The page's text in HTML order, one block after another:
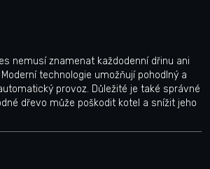
nemusí znamenat každodenní dřinu ani
technologie umožňují pohodlný a
provoz. Důležité je také správné
dřevo může poškodit kotel a snížit jeho